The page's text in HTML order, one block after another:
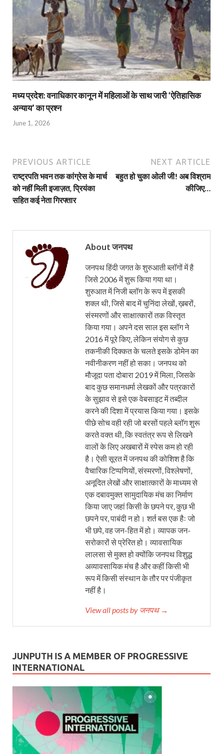
मध्य प्रदेश: वनाधिकार कानून में महिलाओं के साथ जारी ‘ऐतिहासिक
अन्याय’ का प्रश्न
June 1, 2026
PREVIOUS ARTICLE
राष्ट्रपति भवन तक कांग्रेस के मार्च
को नहीं मिली इजाज़त, प्रियंका
सहित कई नेता गिरफ्तार
NEXT ARTICLE
बहुत हो चुका ओली जी! अब विश्राम
कीजिए…
About जनपथ
जनपथ हिंदी जगत के शुरुआती ब्लॉगों में है
जिसे 2006 में शुरू किया गया था।
शुरुआत में निजी ब्लॉग के रूप में इसकी
शक्ल थी, जिसे बाद में चुनिंदा लेखों, ख़बरों,
संस्मरणों और साक्षात्कारों तक विस्तृत
किया गया। अपने दस साल इस ब्लॉग ने
2016 में पूरे किए, लेकिन संयोग से कुछ
तकनीकी दिक्कत के चलते इसके डोमेन का
नवीनीकरण नहीं हो सका। जनपथ को
मौजूदा पता दोबारा 2019 में मिला, जिसके
बाद कुछ समानधर्मा लेखकों और पत्रकारों
के सुझाव से इसे एक वेबसाइट में तब्दील
करने की दिशा में प्रयास किया गया। इसके
पीछे सोच वही रही जो बरसों पहले ब्लॉग शुरू
करते वक्त थी, कि स्वतंत्र रूप से लिखने
वालों के लिए अखबारों में स्पेस कम हो रही
है। ऐसी सूरत में जनपथ की कोशिश है कि
वैचारिक टिप्पणियों, संस्मरणों, विश्लेषणों,
अनूदित लेखों और साक्षात्कारों के माध्यम से
एक दबावमुक्त सामुदायिक मंच का निर्माण
किया जाए जहां किसी के छपने पर, कुछ भी
छपने पर, पाबंदी न हो। शर्त बस एक हैः जो
भी छपे, वह जन-हित में हो। व्यापक जन-
सरोकारों से प्रेरित हो। व्यावसायिक
लालसा से मुक्त हो क्योंकि जनपथ विशुद्ध
अव्यावसायिक मंच है और कहीं किसी भी
रूप में किसी संस्थान के तौर पर पंजीकृत
नहीं है।
View all posts by जनपथ →
JUNPUTH IS A MEMBER OF PROGRESSIVE
INTERNATIONAL